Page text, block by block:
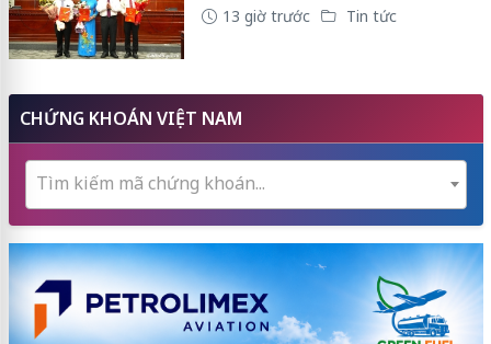
13 giờ trước Tin tức
CHỨNG KHOÁN VIỆT NAM
Tìm kiếm mã chứng khoán...